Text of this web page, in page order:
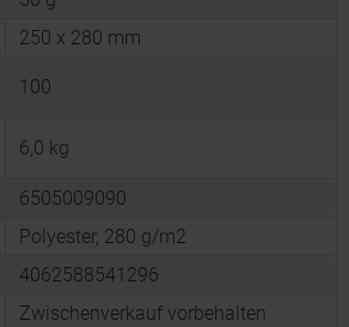
250 x 280 mm
100
6,0 kg
6505009090
Polyester, 280 g/m2
4062588541296
Zwischenverkauf vorbehalten